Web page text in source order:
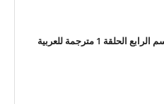
1 مترجمة للعربية